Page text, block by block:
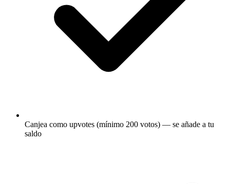
Canjea como upvotes (mínimo 200 votos) — se añade a tu
saldo